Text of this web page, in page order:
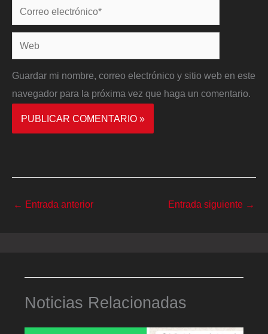
Correo
electrónico*
Web
Guardar mi nombre, correo electrónico y sitio web en este
navegador para la próxima vez que haga un comentario.
← Entrada anterior Entrada siguiente →
Noticias Relacionadas